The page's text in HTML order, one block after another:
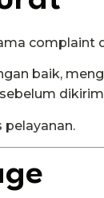
complaint
baik,